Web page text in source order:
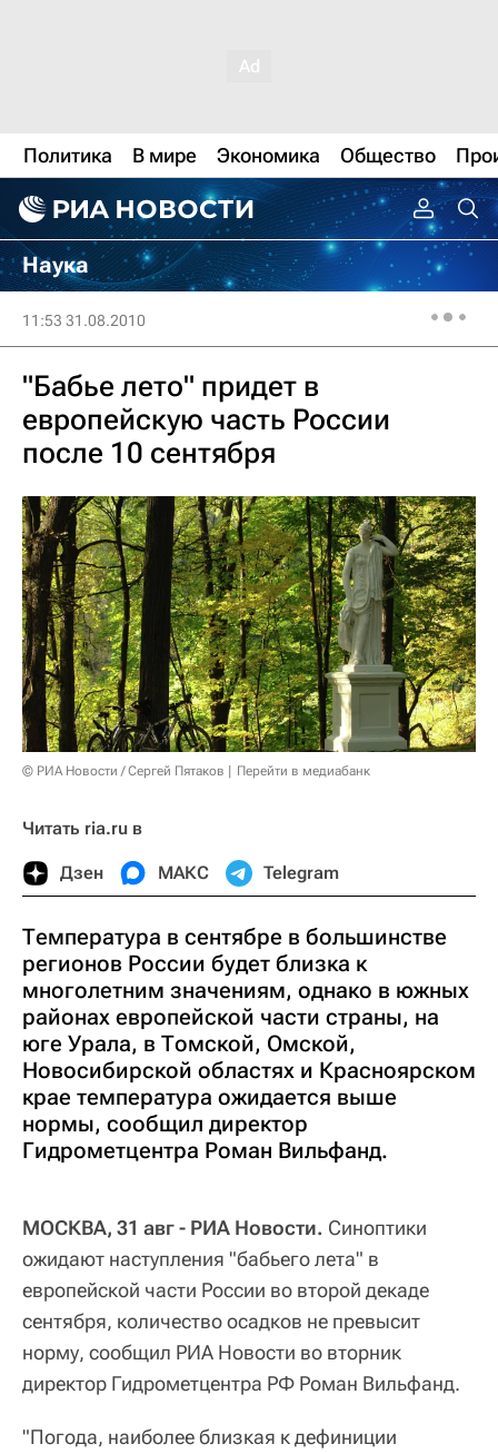
Политика В мире Экономика Общество
Наука
11:53 31.08.2010
"Бабье лето" придет в
европейскую часть России
после 10 сентября
© РИА Новости / Сергей Пятаков Перейти в медиабанк
Читать ria.ru в
Дзен МАКС Telegram
Температура в сентябре в большинстве
регионов России будет близка к
многолетним значениям, однако в южных
районах европейской части страны, на
юге Урала, в Томской, Омской,
Новосибирской областях и Красноярском
крае температура ожидается выше
нормы, сообщил директор
Гидрометцентра Роман Вильфанд.
МОСКВА, 31 авг - РИА Новости. Синоптики
ожидают наступления "бабьего лета" в
европейской части России во второй декаде
сентября, количество осадков не превысит
норму, сообщил РИА Новости во вторник
директор Гидрометцентра РФ Роман Вильфанд.
"Погода, наиболее близкая к дефиниции